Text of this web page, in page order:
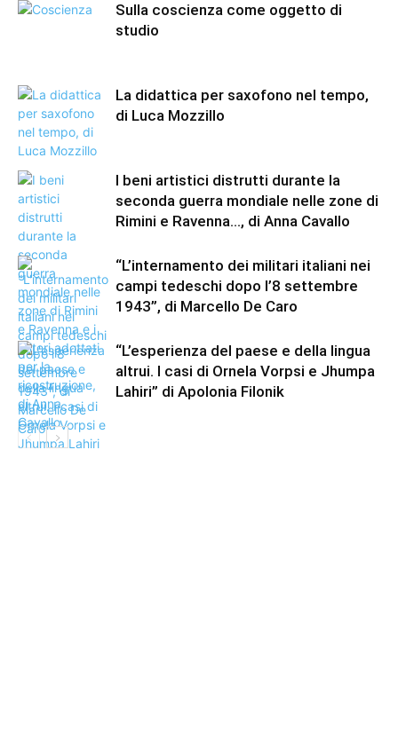
Sulla coscienza come oggetto di
studio
La didattica per saxofono nel tempo,
di Luca Mozzillo
I beni artistici distrutti durante la
seconda guerra mondiale nelle zone di
Rimini e Ravenna…, di Anna Cavallo
“L’internamento dei militari italiani nei
campi tedeschi dopo l’8 settembre
1943”, di Marcello De Caro
“L’esperienza del paese e della lingua
altrui. I casi di Ornela Vorpsi e Jhumpa
Lahiri” di Apolonia Filonik